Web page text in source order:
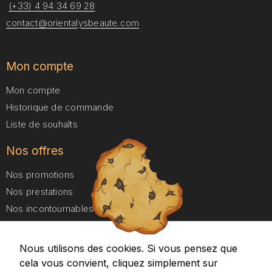
(+33) 4 94 34 69 28
contact@orientalysbeaute.com
Mon compte
Mon compte
Historique de commande
Liste de souhaîts
Nos offres
Nos promotions
Nos prestations
Nos incontournables
Nos forfaits Duo
A propos
Nous utilisons des cookies. Si vous pensez que
cela vous convient, cliquez simplement sur